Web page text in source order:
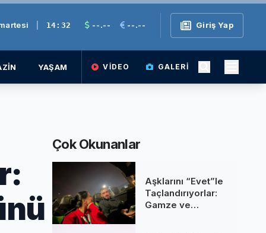
14:32 --.-- --.-- Giriş Yap
YAŞAM VIDEO GALERI
Çok Okunanlar
Aşklarını “Evet”le
Taçlandırıyorlar:
Gamze ve